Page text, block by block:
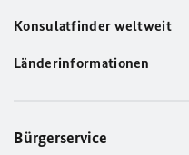
Konsulatfinder weltweit
Länderinformationen
Bürgerservice